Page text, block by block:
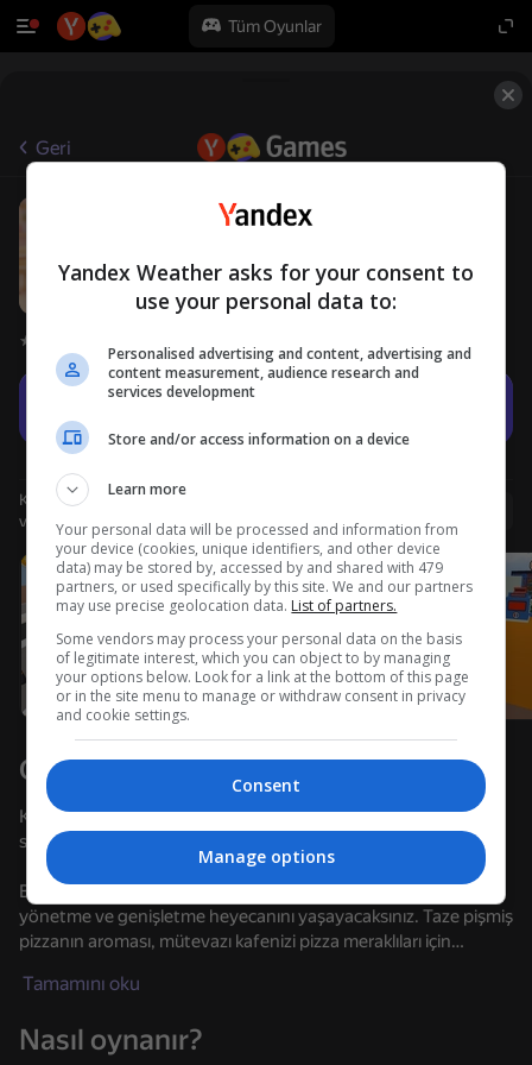
Tüm Oyunlar
Cihazı döndürün
Oyun sadece cihaz yatay duruma
getirildiğinde çalışır
Poppy Playtime Chapter 1 - Original Apple Worm
Geri
Labubu Pizza 6+
Erkek çocuklar için
Kız çocuklar için
Kullanıcı adı ile giriş yapmanız, oyunda ulaştığınız düzeyi
ve tüm başarılarınızı kaydetmenizi sağlar
Oyun hakkında
Kendi pizzacı kafenizin ustası olduğunuz heyecan verici bir
simülasyon oyunu olan Labubu Pizza'nın şık dünyasına girin!
Bu heyecan verici oyunda, pizzacınızı sıfırdan inşa etme,
yönetme ve genişletme heyecanını yaşayacaksınız. Taze pişmiş
pizzanın aroması, mütevazı kafenizi pizza meraklıları için
çıkarken havayı doldurur.
Labubu Pizza'da her karar sizin elinizde. Restoranınızın her
Tamamını oku
Nasıl oynanır?
Yandex Weather asks for your consent to
use your personal data to:
Personalised advertising and content, advertising and
content measurement, audience research and
services development
Store and/or access information on a device
Learn more
Your personal data will be processed and information from
your device (cookies, unique identifiers, and other device
data) may be stored by, accessed by and shared with 479
partners, or used specifically by this site. We and our partners
may use precise geolocation data. List of partners.
Some vendors may process your personal data on the basis
of legitimate interest, which you can object to by managing
your options below. Look for a link at the bottom of this page
or in the site menu to manage or withdraw consent in privacy
and cookie settings.
Consent
Manage options